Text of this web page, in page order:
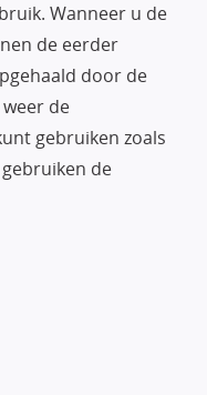
Wanneer u de
de eerder
door de
de
gebruiken zoals
de